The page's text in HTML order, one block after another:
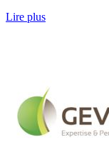
Lire plus